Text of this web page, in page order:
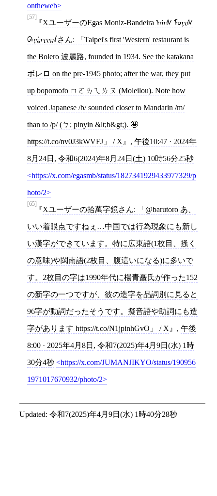
ontheweb
[57]
XユーザーのEgas Moniz-Bandeira ᠡᡤᠠᠰ ᠮᠣᠨᠢᠰ
ᠪᠠᠨᡩ᠋ᠠᠶᠢᠷᠠさん: 「Taipei's first 'Western' restaurant is
the Bolero 波麗路, founded in 1934. See the katakana
ボレロ on the pre-1945 photo; after the war, they put
up bopomofo ㄇㄛㄌㄟㄌㄡ (Moleilou). Note how
voiced Japanese /b/ sounded closer to Mandarin /m/
than to /p/ (ㄅ; pinyin &lt;b&gt;). 🤩
https://t.co/nv0J3kWVFJ」 / X , 午後10:47 · 2024年
8月24日 , 令和6(2024)年8月24日(土) 10時56分25秒
https://x.com/egasmb/status/1827341929433977329/p
hoto/2
[65]
Xユーザーの拾萬字鏡さん: 「@barutoro あ、
いい着眼点ですねぇ…中国では行為現象にも新し
い漢字ができています。特に広東語(1枚目、搔く
の意味)や閩南語(2枚目、腹這いになる)に多いで
す。2枚目の字は1990年代に楊青矗氏が作った152
の新字の一つですが、彼の造字を品詞別に見ると
96字が動詞だったそうです。擬音語や助詞にも造
字があります https://t.co/N1jpinhGvO」 / X , 午後
8:00 · 2025年4月8日 , 令和7(2025)年4月9日(水) 1時
30分4秒 https://x.com/JUMANJIKYO/status/190956
1971017670932/photo/2
Updated: 令和7(2025)年4月9日(水) 1時40分28秒